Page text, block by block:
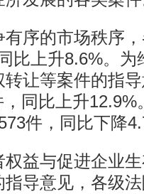
的市场秩序，
比上升8.6%。为
让等案件的指
同比上升12.9%
件，同比下降
与促进企业生
导意见，各级